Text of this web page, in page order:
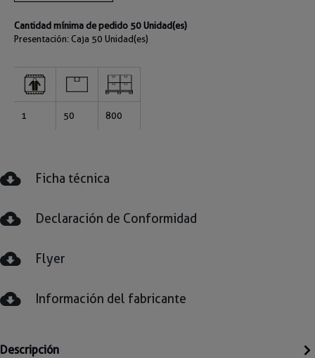
Cantidad mínima de pedido 50 Unidad(es)
Presentación: Caja 50 Unidad(es)
1 50 800
Ficha técnica
Declaración de Conformidad
Flyer
Información del fabricante
Descripción